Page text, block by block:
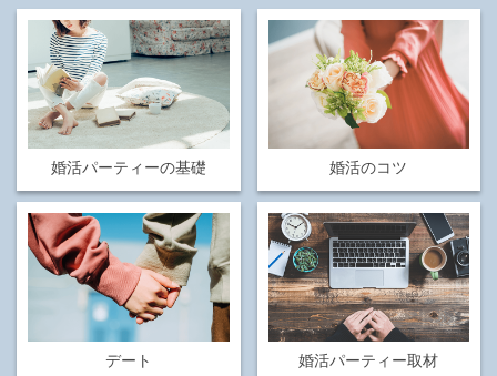
婚活パーティーの基礎 婚活のコツ
デート 婚活パーティー取材